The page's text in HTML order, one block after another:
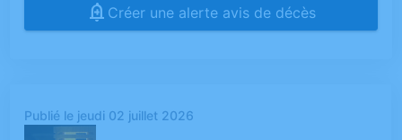
Créer une alerte avis de décès
Publié le jeudi 02 juillet 2026